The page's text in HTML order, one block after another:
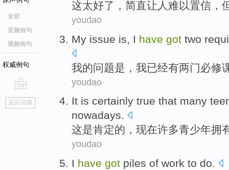
全部
音频例句
视频例句
权威例句
go
top
返回词典
这太好了， 简直让 人难以置信，
youdao
My issue is I have got two
我的问题是 ， 我已经有两门必修
youdao
It is certainly true that many
nowadays.
这是肯定的， 现在许多青少年拥
youdao
I have got piles of work to do.